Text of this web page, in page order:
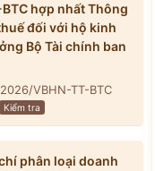
hợp nhất Thông
đối với hộ kinh
Bộ Tài chính ban
VBHN-TT-BTC
Kiểm tra
phân loại doanh